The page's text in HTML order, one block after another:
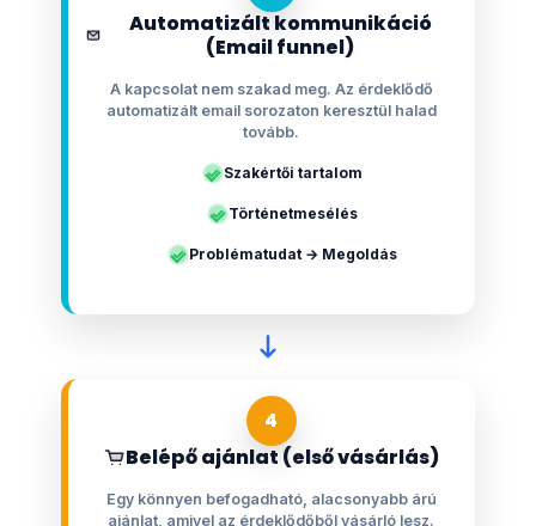
Automatizált kommunikáció
(Email funnel)
A kapcsolat nem szakad meg. Az érdeklődő
automatizált email sorozaton keresztül halad
tovább.
Szakértői tartalom
Történetmesélés
Problématudat → Megoldás
4
Belépő ajánlat (első vásárlás)
Egy könnyen befogadható, alacsonyabb árú
ajánlat, amivel az érdeklődőből vásárló lesz.